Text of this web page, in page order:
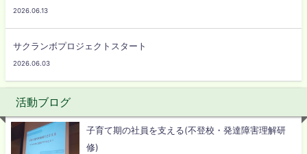
2026.06.13
サクランボプロジェクトスタート
2026.06.03
活動ブログ
子育て期の社員を支える(不登校・発達障害理解研
修)